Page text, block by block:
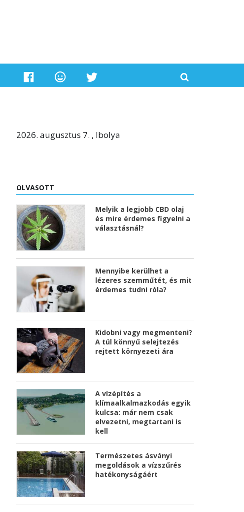
2026. augusztus 7. , Ibolya
OLVASOTT
Melyik a legjobb CBD olaj
és mire érdemes figyelni a
választásnál?
Mennyibe kerülhet a
lézeres szemműtét, és mit
érdemes tudni róla?
Kidobni vagy megmenteni?
A túl könnyű selejtezés
rejtett környezeti ára
A vízépítés a
klímaalkalmazkodás egyik
kulcsa: már nem csak
elvezetni, megtartani is
kell
Természetes ásványi
megoldások a vízszűrés
hatékonyságáért